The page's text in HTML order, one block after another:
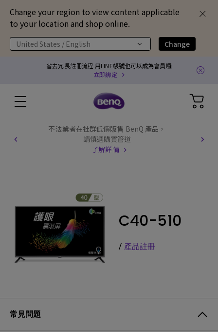
Change your region to view content applicable
to your location and shop online.
United States / English Change
省去冗長註冊流程 用LINE帳號也可以成為會員囉
立即綁定
不法業者在社群低價販售 BenQ 產品，
請慎選購買管道
了解詳情
C40-510
/ 產品註冊
常見問題